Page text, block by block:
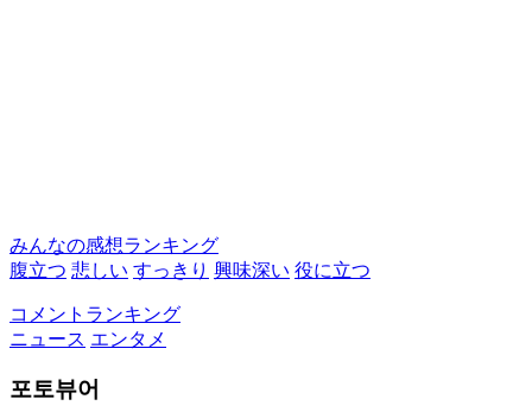
みんなの感想ランキング
腹立つ 悲しい すっきり 興味深い 役に立つ
コメントランキング
ニュース エンタメ
포토뷰어